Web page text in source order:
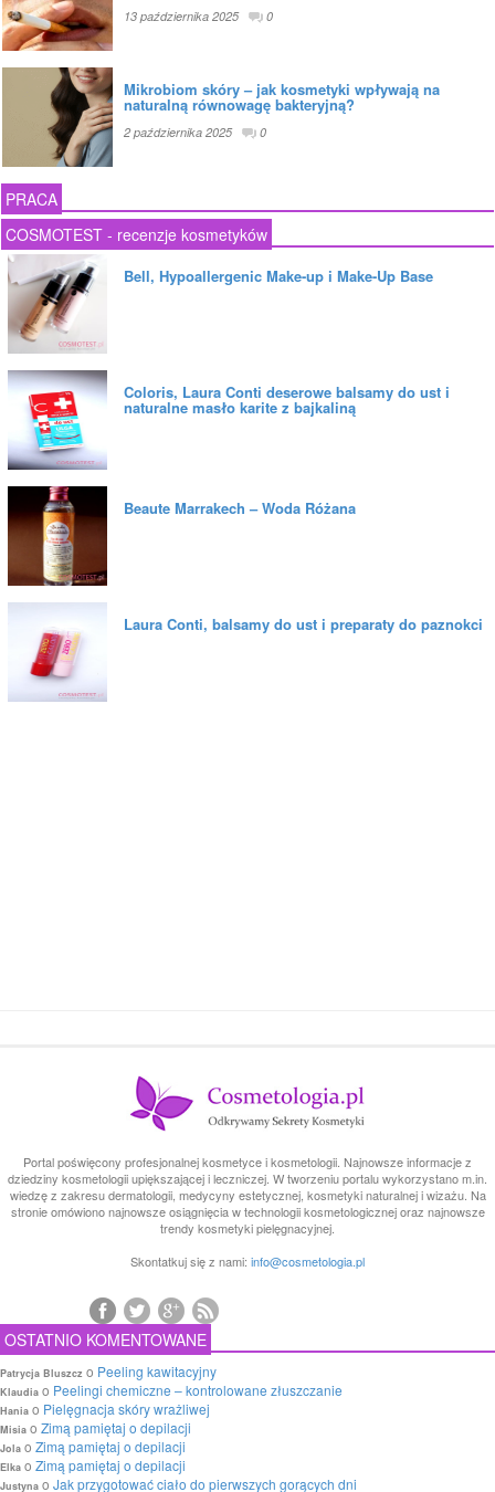
13 października 2025 0
Mikrobiom skóry – jak kosmetyki wpływają na
naturalną równowagę bakteryjną?
2 października 2025 0
PRACA
COSMOTEST - recenzje kosmetyków
Bell, Hypoallergenic Make-up i Make-Up Base
Coloris, Laura Conti deserowe balsamy do ust i
naturalne masło karite z bajkaliną
Beaute Marrakech – Woda Różana
Laura Conti, balsamy do ust i preparaty do paznokci
Portal poświęcony profesjonalnej kosmetyce i kosmetologii. Najnowsze informacje z
dziedziny kosmetologii upiększającej i leczniczej. W tworzeniu portalu wykorzystano m.in.
wiedzę z zakresu dermatologii, medycyny estetycznej, kosmetyki naturalnej i wizażu. Na
stronie omówiono najnowsze osiągnięcia w technologii kosmetologicznej oraz najnowsze
trendy kosmetyki pielęgnacyjnej.
Skontatkuj się z nami: info@cosmetologia.pl
OSTATNIO KOMENTOWANE
Patrycja Bluszcz o Peeling kawitacyjny
Klaudia o Peelingi chemiczne – kontrolowane złuszczanie
Hania o Pielęgnacja skóry wrażliwej
Misia o Zimą pamiętaj o depilacji
Jola o Zimą pamiętaj o depilacji
Elka o Zimą pamiętaj o depilacji
Justyna o Jak przygotować ciało do pierwszych gorących dni